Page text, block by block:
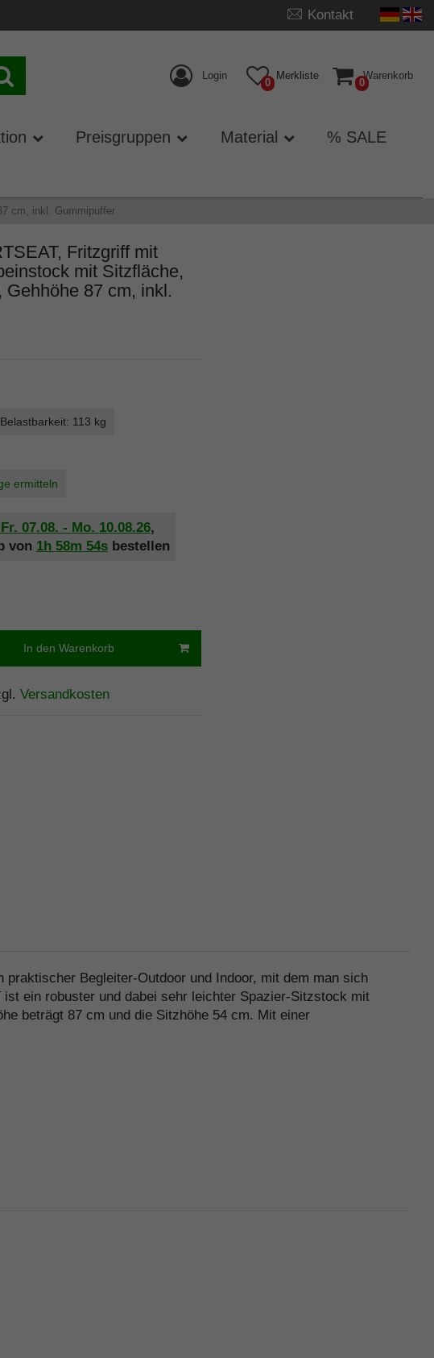
Kontakt
Login
0
Merkliste
0
Warenkorb
Preisgruppen Material % SALE
cm, inkl. Gummipuffer
Fritzgriff mit
mit Sitzfläche,
Gehhöhe 87 cm, inkl.
Belastbarkeit: 113 kg
ermitteln
Fr. 07.08. - Mo. 10.08.26,
von 1h 58m 53sbestellen
In den Warenkorb
Versandkosten
Begleiter-Outdoor und Indoor, mit dem man sich
ein robuster und dabei sehr leichter Spazier-Sitzstock mit
beträgt 87 cm und die Sitzhöhe 54 cm. Mit einer